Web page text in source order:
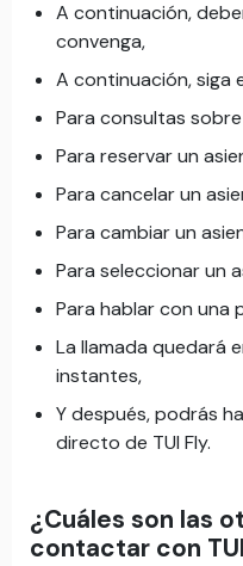
A continuación,
convenga,
A continuación, siga
Para consultas
Para reservar un
Para cancelar un
Para cambiar un
Para seleccionar un
Para hablar con una
La llamada quedará
instantes,
Y después, podrás
directo de TUI Fly.
¿Cuáles son las
contactar con